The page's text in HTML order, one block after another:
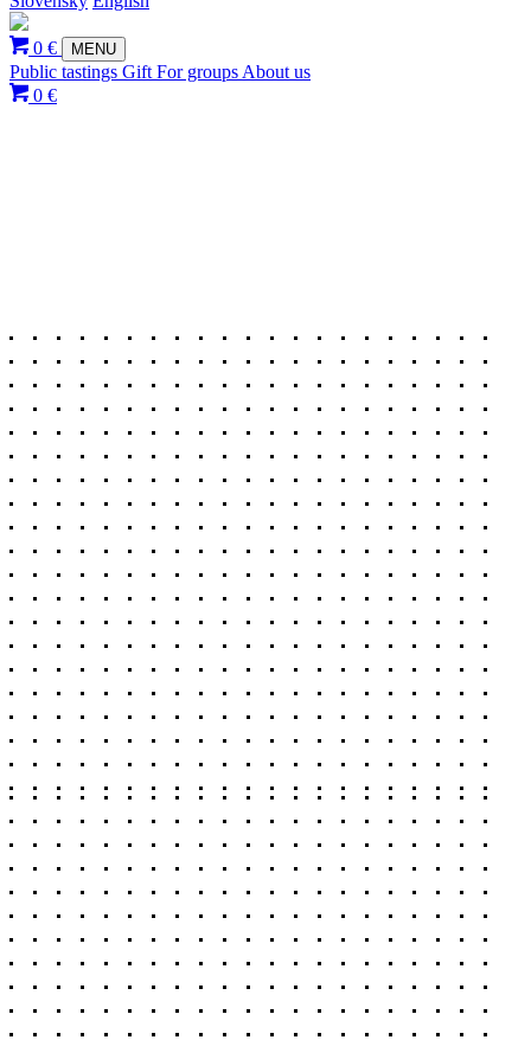
0 € MENU
Public tastings Gift For groups About us
0 €